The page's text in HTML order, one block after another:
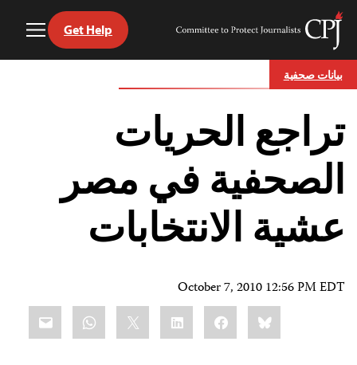
Skip
to
Committee
Journalists
Get Help
بيانات صحفية
تراجع الحريات
الصحفية في مصر
عشية الانتخابات
October 7, 2010 12:56 PM EDT
Bluesky
Facebook
LinkedIn